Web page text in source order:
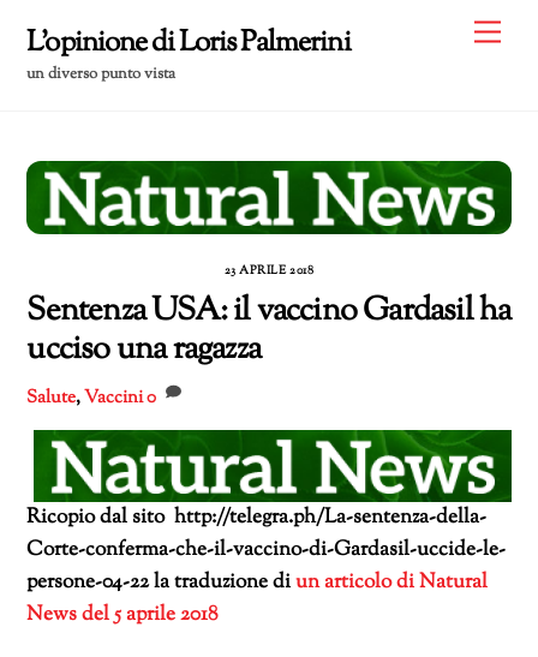
content
L'opinione di Loris Palmerini
un diverso punto vista
23 APRILE 2018
Sentenza USA: il vaccino Gardasil ha
ucciso una ragazza
Salute,Vaccini0
Ricopio dal sito http://telegra.ph/La-sentenza-della-
Corte-conferma-che-il-vaccino-di-Gardasil-uccide-le-
persone-04-22 la traduzione diun articolo di Natural
News del 5 aprile 2018